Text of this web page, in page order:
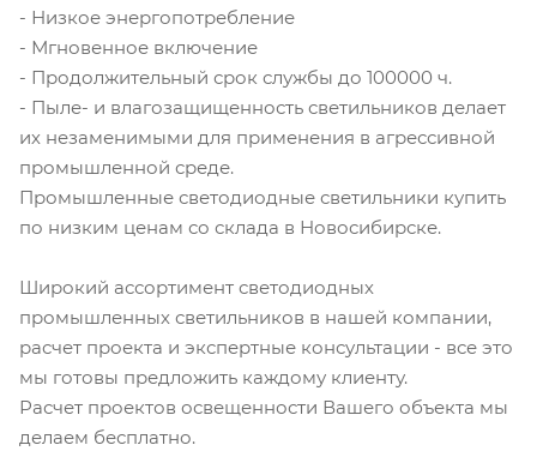
- Низкое энергопотребление
- Мгновенное включение
- Продолжительный срок службы до 100000 ч.
- Пыле- и влагозащищенность светильников делает
их незаменимыми для применения в агрессивной
промышленной среде.
Промышленные светодиодные светильники купить
по низким ценам со склада в Новосибирске.
Широкий ассортимент светодиодных
промышленных светильников в нашей компании,
расчет проекта и экспертные консультации - все это
мы готовы предложить каждому клиенту.
Расчет проектов освещенности Вашего объекта мы
делаем бесплатно.